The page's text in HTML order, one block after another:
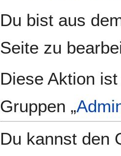
Navigation
Suche
Du bist aus
Seite zu
Diese Aktion
Gruppen „
Du kannst den